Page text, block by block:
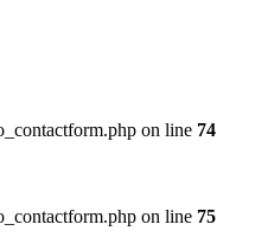
on line 74
on line 75